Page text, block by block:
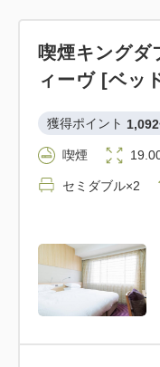
喫煙キング
ィーヴ [ベッ
獲得ポイント
喫煙
セミダブル×2